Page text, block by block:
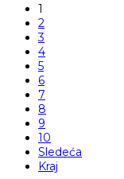
1
2
3
4
5
6
7
8
9
10
Sledeća
Kraj